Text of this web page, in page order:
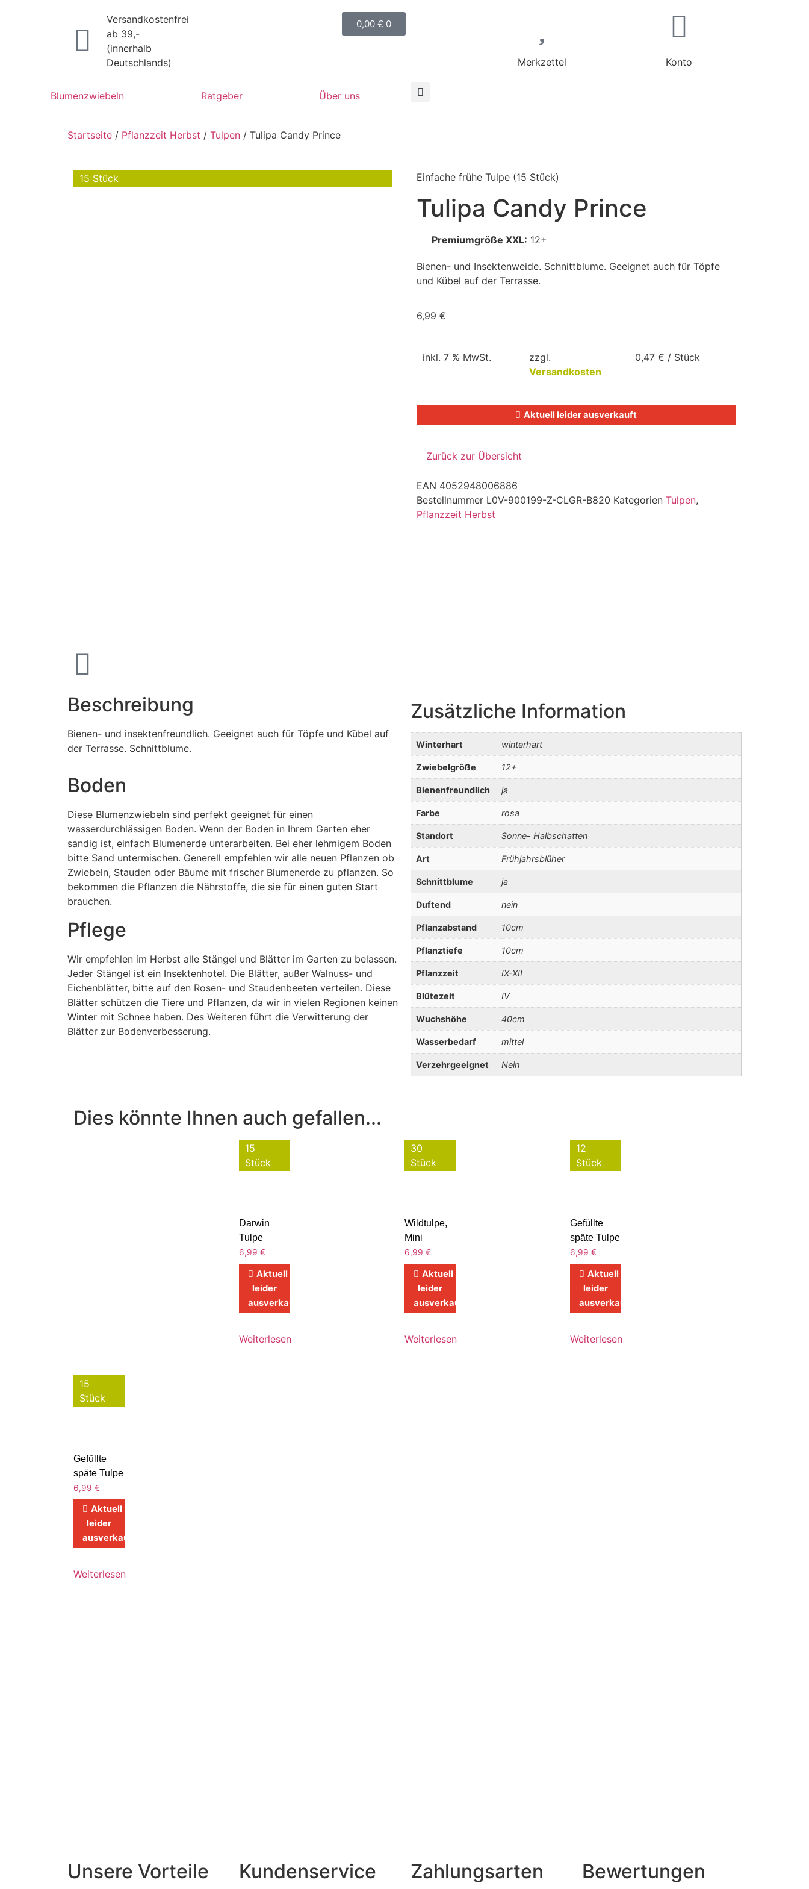
Versandkostenfrei
ab 39,-
(innerhalb
Deutschlands)
0,00 € 0
Merkzettel Konto
Blumenzwiebeln Ratgeber Über uns
Startseite / Pflanzzeit Herbst / Tulpen / Tulipa Candy Prince
15 Stück Einfache frühe Tulpe (15 Stück)
Tulipa Candy Prince
Premiumgröße XXL: 12+
Bienen- und Insektenweide. Schnittblume. Geeignet auch für Töpfe
und Kübel auf der Terrasse.
6,99 €
inkl. 7 % MwSt.
zzgl.
Versandkosten
0,47€ / Stück
Aktuell leider ausverkauft
EAN 4052948006886
Bestellnummer L0V-900199-Z-CLGR-B820 Kategorien Tulpen,
Pflanzzeit Herbst
Beschreibung
Bienen- und insektenfreundlich. Geeignet auch für Töpfe und Kübel auf
der Terrasse. Schnittblume.
Boden
Diese Blumenzwiebeln sind perfekt geeignet für einen
wasserdurchlässigen Boden. Wenn der Boden in Ihrem Garten eher
sandig ist, einfach Blumenerde unterarbeiten. Bei eher lehmigem Boden
bitte Sand untermischen. Generell empfehlen wir alle neuen Pflanzen ob
Zwiebeln, Stauden oder Bäume mit frischer Blumenerde zu pflanzen. So
bekommen die Pflanzen die Nährstoffe, die sie für einen guten Start
brauchen.
Pflege
Wir empfehlen im Herbst alle Stängel und Blätter im Garten zu belassen.
Jeder Stängel ist ein Insektenhotel. Die Blätter, außer Walnuss- und
Eichenblätter, bitte auf den Rosen- und Staudenbeeten verteilen. Diese
Blätter schützen die Tiere und Pflanzen, da wir in vielen Regionen keinen
Winter mit Schnee haben. Des Weiteren führt die Verwitterung der
Blätter zur Bodenverbesserung.
Zusätzliche Information
Winterhart winterhart
Zwiebelgröße 12+
Bienenfreundlich ja
Farbe rosa
Standort Sonne- Halbschatten
Art Frühjahrsblüher
Schnittblume ja
Duftend nein
Pflanzabstand 10cm
Pflanztiefe 10cm
Pflanzzeit IX-XII
Blütezeit IV
Wuchshöhe 40cm
Wasserbedarf mittel
Verzehrgeeignet Nein
Dies könnte Ihnen auch gefallen...
15
Stück
Darwin
Tulpe
6,99 €
Aktuell
leider
ausverkauft
Weiterlesen
30
Stück
Wildtulpe,
Mini
6,99 €
Aktuell
leider
ausverkauft
Weiterlesen
12
Stück
Gefüllte
späte Tulpe
6,99 €
Aktuell
leider
ausverkauft
Weiterlesen
15
Stück
Gefüllte
späte Tulpe
6,99 €
Aktuell
leider
ausverkauft
Weiterlesen
Unsere Vorteile Kundenservice Zahlungsarten Bewertungen